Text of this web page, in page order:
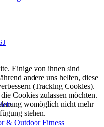
& Outdoor Fitness
Einige von ihnen sind
andere uns helfen, diese
(Tracking Cookies).
Cookies zulassen möchten.
womöglich nicht mehr
stehen.